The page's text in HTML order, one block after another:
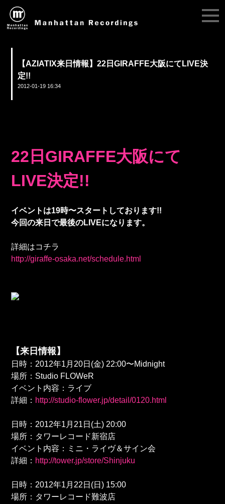
【AZIATIX来日情報】22日GIRAFFE大阪にてLIVE決
定!!
2012-01-19 16:34
22日GIRAFFE大阪にて
LIVE決定!!
イベントは19時〜スタートしております!!
今回の来日で最後のLIVEになります。
詳細はコチラ
http://giraffe-osaka.net/schedule.html
【来日情報】
日時：2012年1月20日(金) 22:00〜Midnight
場所：Studio FLOWeR
イベント内容：ライブ
詳細： http://studio-flower.jp/detail/0120.html
日時：2012年1月21日(土) 20:00
場所：タワーレコード新宿店
イベント内容：ミニ・ライヴ＆サイン会
詳細： http://tower.jp/store/Shinjuku
日時：2012年1月22日(日) 15:00
場所：タワーレコード難波店